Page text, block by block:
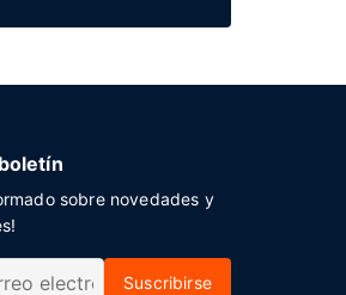
sobre novedades y
Suscribirse